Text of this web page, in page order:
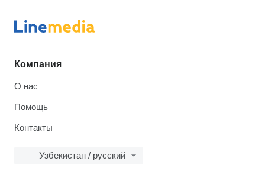
Компания
О нас
Помощь
Контакты
Узбекистан / русский